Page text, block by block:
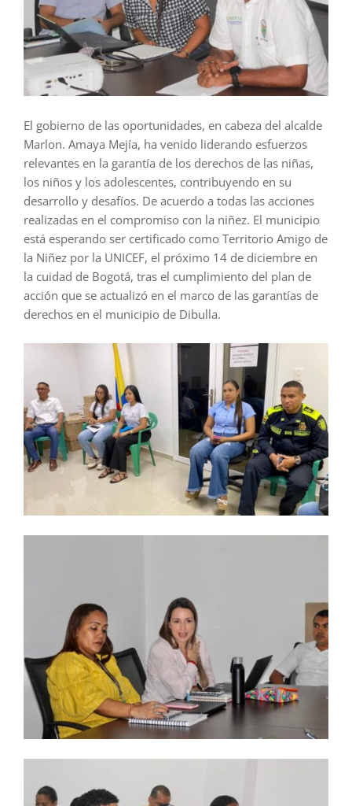
El gobierno de las oportunidades, en cabeza del alcalde
Marlon. Amaya Mejía, ha venido liderando esfuerzos
relevantes en la garantía de los derechos de las niñas,
los niños y los adolescentes, contribuyendo en su
desarrollo y desafíos. De acuerdo a todas las acciones
realizadas en el compromiso con la niñez. El municipio
está esperando ser certificado como Territorio Amigo de
la Niñez por la UNICEF, el próximo 14 de diciembre en
la cuidad de Bogotá, tras el cumplimiento del plan de
acción que se actualizó en el marco de las garantías de
derechos en el municipio de Dibulla.